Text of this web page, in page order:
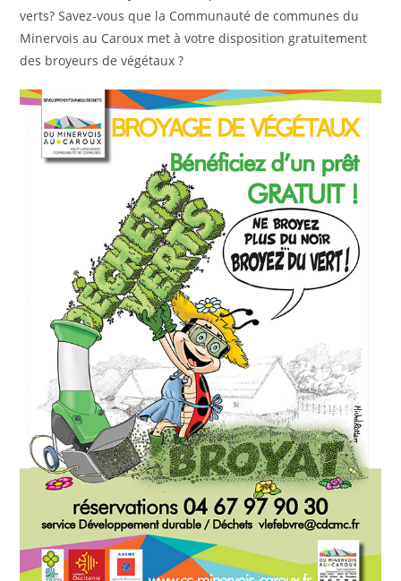
verts? Savez-vous que la Communauté de communes du
Minervois au Caroux met à votre disposition gratuitement
des broyeurs de végétaux ?